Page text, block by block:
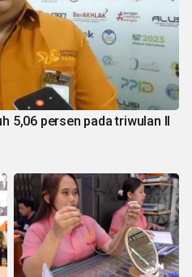
5,06 persen pada triwulan II